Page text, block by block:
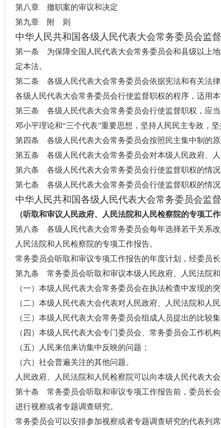
第八章 撤职案的审议和决定
第九章 附 则
中华人民共和国各级人民代表大会常务委员会监
第一条 为保障全国人民代表大会常务委员会和县级以上
定本法。
第二条 各级人民代表大会常务委员会依据宪法和有关法
各级人民代表大会常务委员会行使监督职权的程序，适用
第三条 各级人民代表大会常务委员会行使监督职权，应
邓小平理论和“三个代表”重要思想，坚持 人民民主专政 ，
第四条 各级人民代表大会常务委员会按照民主集中制的
第五条 各级人民代表大会常务委员会对本级人民政府、
第六条 各级人民代表大会常务委员会行使监督职权的情
第七条 各级人民代表大会常务委员会行使监督职权的情
中华人民共和国各级人民代表大会常务委员会监
（听取和审议人民政府、人民法院和人民检察院的专项工
第八条 各级人民代表大会常务委员会每年选择若干关系
人民法院和人民检察院的专项工作报告。
常务委员会听取和审议专项工作报告的年度计划，经委员长
第九条 常务委员会听取和审议本级人民政府、人民法院
（一）本级人民代表大会常务委员会在执法检查中发现的
（二）本级 人民代表大会代表对人民政府、人民法院和人
（三）本级人民代表大会常务委员会组成人员提出的比较
（四）本级人民代表大会专门委员会、常务委员会工作机
（五）人民来信来访集中反映的问题；
（六）社会普遍关注的其他问题。
人民政府、人民法院和人民检察院可以向本级人民代表大
第十条 常务委员会听取和审议专项工作报告前，委员长
进行视察或者专题调查研究。
常务委员会可以安排参加视察或者专题调查研究的代表列